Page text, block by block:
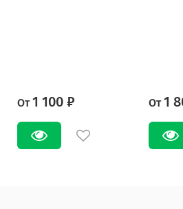
От 1 100 ₽ От 1